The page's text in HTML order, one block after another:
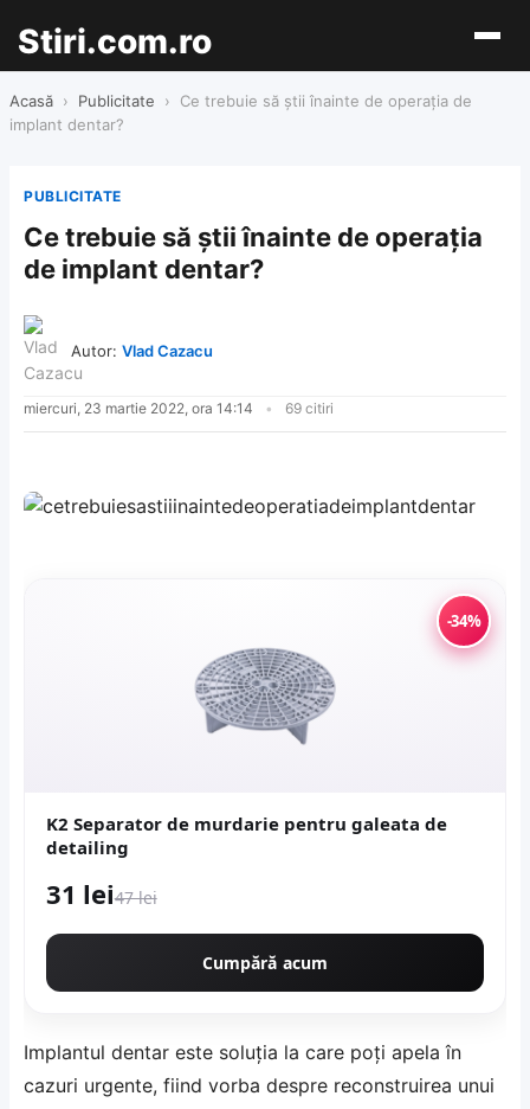
Stiri.com.ro
Acasă › Publicitate ›
Ce trebuie să știi înainte de operația de
implant dentar?
PUBLICITATE
Ce trebuie să știi înainte de operația
de implant dentar?
Autor: Vlad Cazacu
miercuri, 23 martie 2022, ora 14:14 69 citiri
-34%
K2 Separator de murdarie pentru galeata de
detailing
31 lei47 lei
Cumpără acum
Implantul dentar este soluția la care poți apela în
cazuri urgente, fiind vorba despre reconstruirea unui